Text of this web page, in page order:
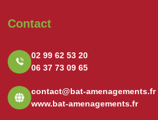
Contact
02 99 62 53 20
06 37 73 09 65
contact@bat-amenagements.fr
www.bat-amenagements.fr